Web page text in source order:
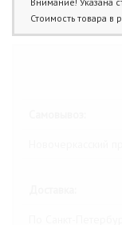
Стоимость товара в